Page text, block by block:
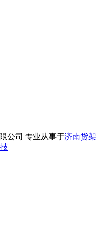
公司 专业从事于济南货架